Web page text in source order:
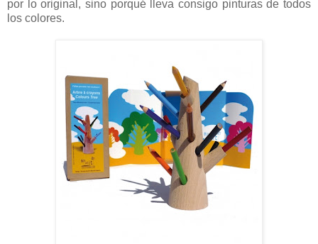
por lo original, sino porqué lleva consigo pinturas de todos
los colores.